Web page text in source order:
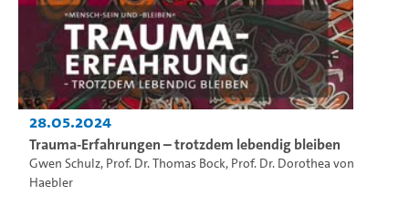
28.05.2024
Trauma-Erfahrungen – trotzdem lebendig bleiben
Gwen Schulz, Prof. Dr. Thomas Bock, Prof. Dr. Dorothea von
Haebler